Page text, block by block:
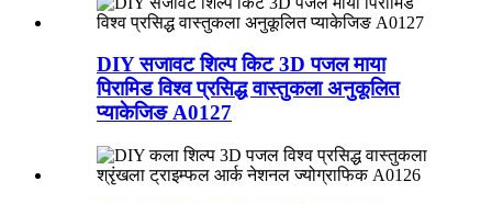
DIY सजावट शिल्प किट 3D पजल माया
पिरामिड विश्व प्रसिद्ध वास्तुकला अनुकूलित
प्याकेजिङ A0127